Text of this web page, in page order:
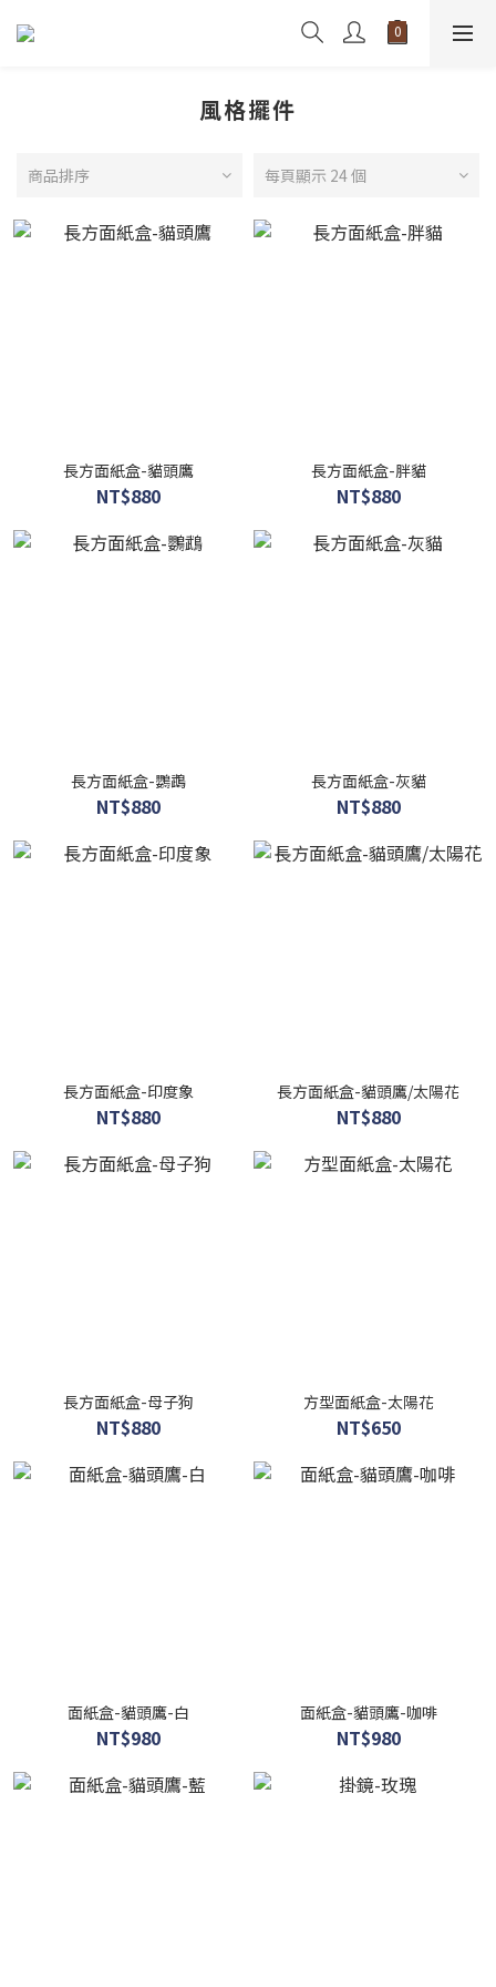
風格擺件
商品排序 每頁顯示 24 個
長方面紙盒-貓頭鷹
NT$880
長方面紙盒-胖貓
NT$880
長方面紙盒-鸚鵡
NT$880
長方面紙盒-灰貓
NT$880
長方面紙盒-印度象
NT$880
長方面紙盒-貓頭鷹/太陽花
NT$880
長方面紙盒-母子狗
NT$880
方型面紙盒-太陽花
NT$650
面紙盒-貓頭鷹-白
NT$980
面紙盒-貓頭鷹-咖啡
NT$980